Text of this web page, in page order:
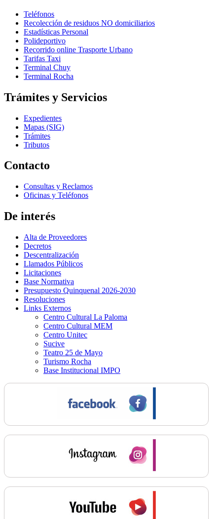
Teléfonos
Recolección de residuos NO domiciliarios
Estadísticas Personal
Polideportivo
Recorrido online Trasporte Urbano
Tarifas Taxi
Terminal Chuy
Terminal Rocha
Trámites y Servicios
Expedientes
Mapas (SIG)
Trámites
Tributos
Contacto
Consultas y Reclamos
Oficinas y Teléfonos
De interés
Alta de Proveedores
Decretos
Descentralización
Llamados Públicos
Licitaciones
Base Normativa
Presupuesto Quinquenal 2026-2030
Resoluciones
Links Externos
Centro Cultural La Paloma
Centro Cultural MEM
Centro Unitec
Sucive
Teatro 25 de Mayo
Turismo Rocha
Base Institucional IMPO